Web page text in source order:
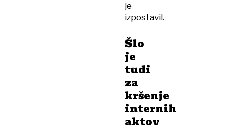
je
izpostavil.
Šlo
je
tudi
za
kršenje
internih
aktov